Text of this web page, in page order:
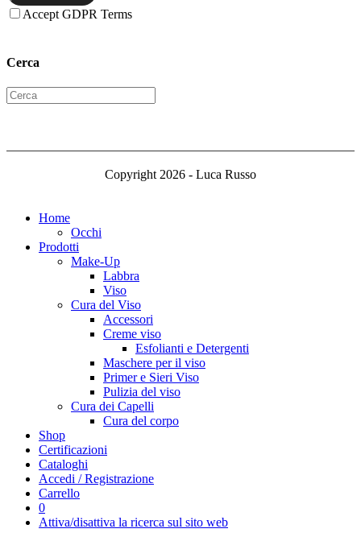
Accept GDPR Terms
Cerca
Copyright 2026 - Luca Russo
Home
Occhi
Prodotti
Make-Up
Labbra
Viso
Cura del Viso
Accessori
Creme viso
Esfolianti e Detergenti
Maschere per il viso
Primer e Sieri Viso
Pulizia del viso
Cura dei Capelli
Cura del corpo
Shop
Certificazioni
Cataloghi
Accedi / Registrazione
Carrello
0
Attiva/disattiva la ricerca sul sito web